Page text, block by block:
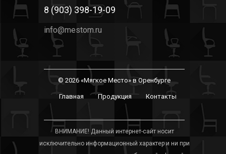
8 (903) 398-19-09
info@mestom.ru
© 2026 «Мягкое Место» в Оренбурге
Главная Продукция Контакты
ВНИМАНИЕ! Данный интернет-сайт носит
исключительно информационный характер и ни при